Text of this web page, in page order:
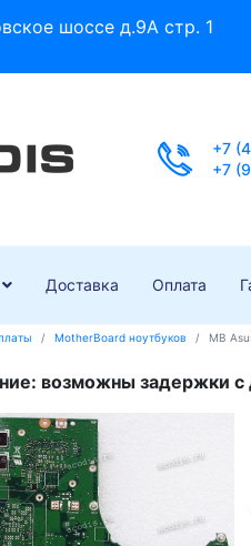
шоссе д.9А стр. 1
+7
+7
Доставка Оплата
MotherBoard ноутбуков MB
возможны задержки с